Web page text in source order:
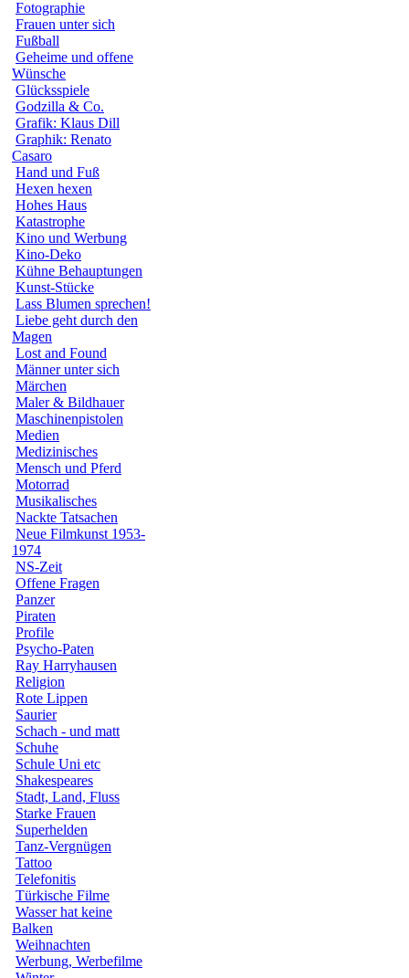
Fotographie
Frauen unter sich
Fußball
Geheime und offene
Wünsche
Glücksspiele
Godzilla & Co.
Grafik: Klaus Dill
Graphik: Renato
Casaro
Hand und Fuß
Hexen hexen
Hohes Haus
Katastrophe
Kino und Werbung
Kino-Deko
Kühne Behauptungen
Kunst-Stücke
Lass Blumen sprechen!
Liebe geht durch den
Magen
Lost and Found
Männer unter sich
Märchen
Maler & Bildhauer
Maschinenpistolen
Medien
Medizinisches
Mensch und Pferd
Motorrad
Musikalisches
Nackte Tatsachen
Neue Filmkunst 1953-
1974
NS-Zeit
Offene Fragen
Panzer
Piraten
Profile
Psycho-Paten
Ray Harryhausen
Religion
Rote Lippen
Saurier
Schach - und matt
Schuhe
Schule Uni etc
Shakespeares
Stadt, Land, Fluss
Starke Frauen
Superhelden
Tanz-Vergnügen
Tattoo
Telefonitis
Türkische Filme
Wasser hat keine
Balken
Weihnachten
Werbung, Werbefilme